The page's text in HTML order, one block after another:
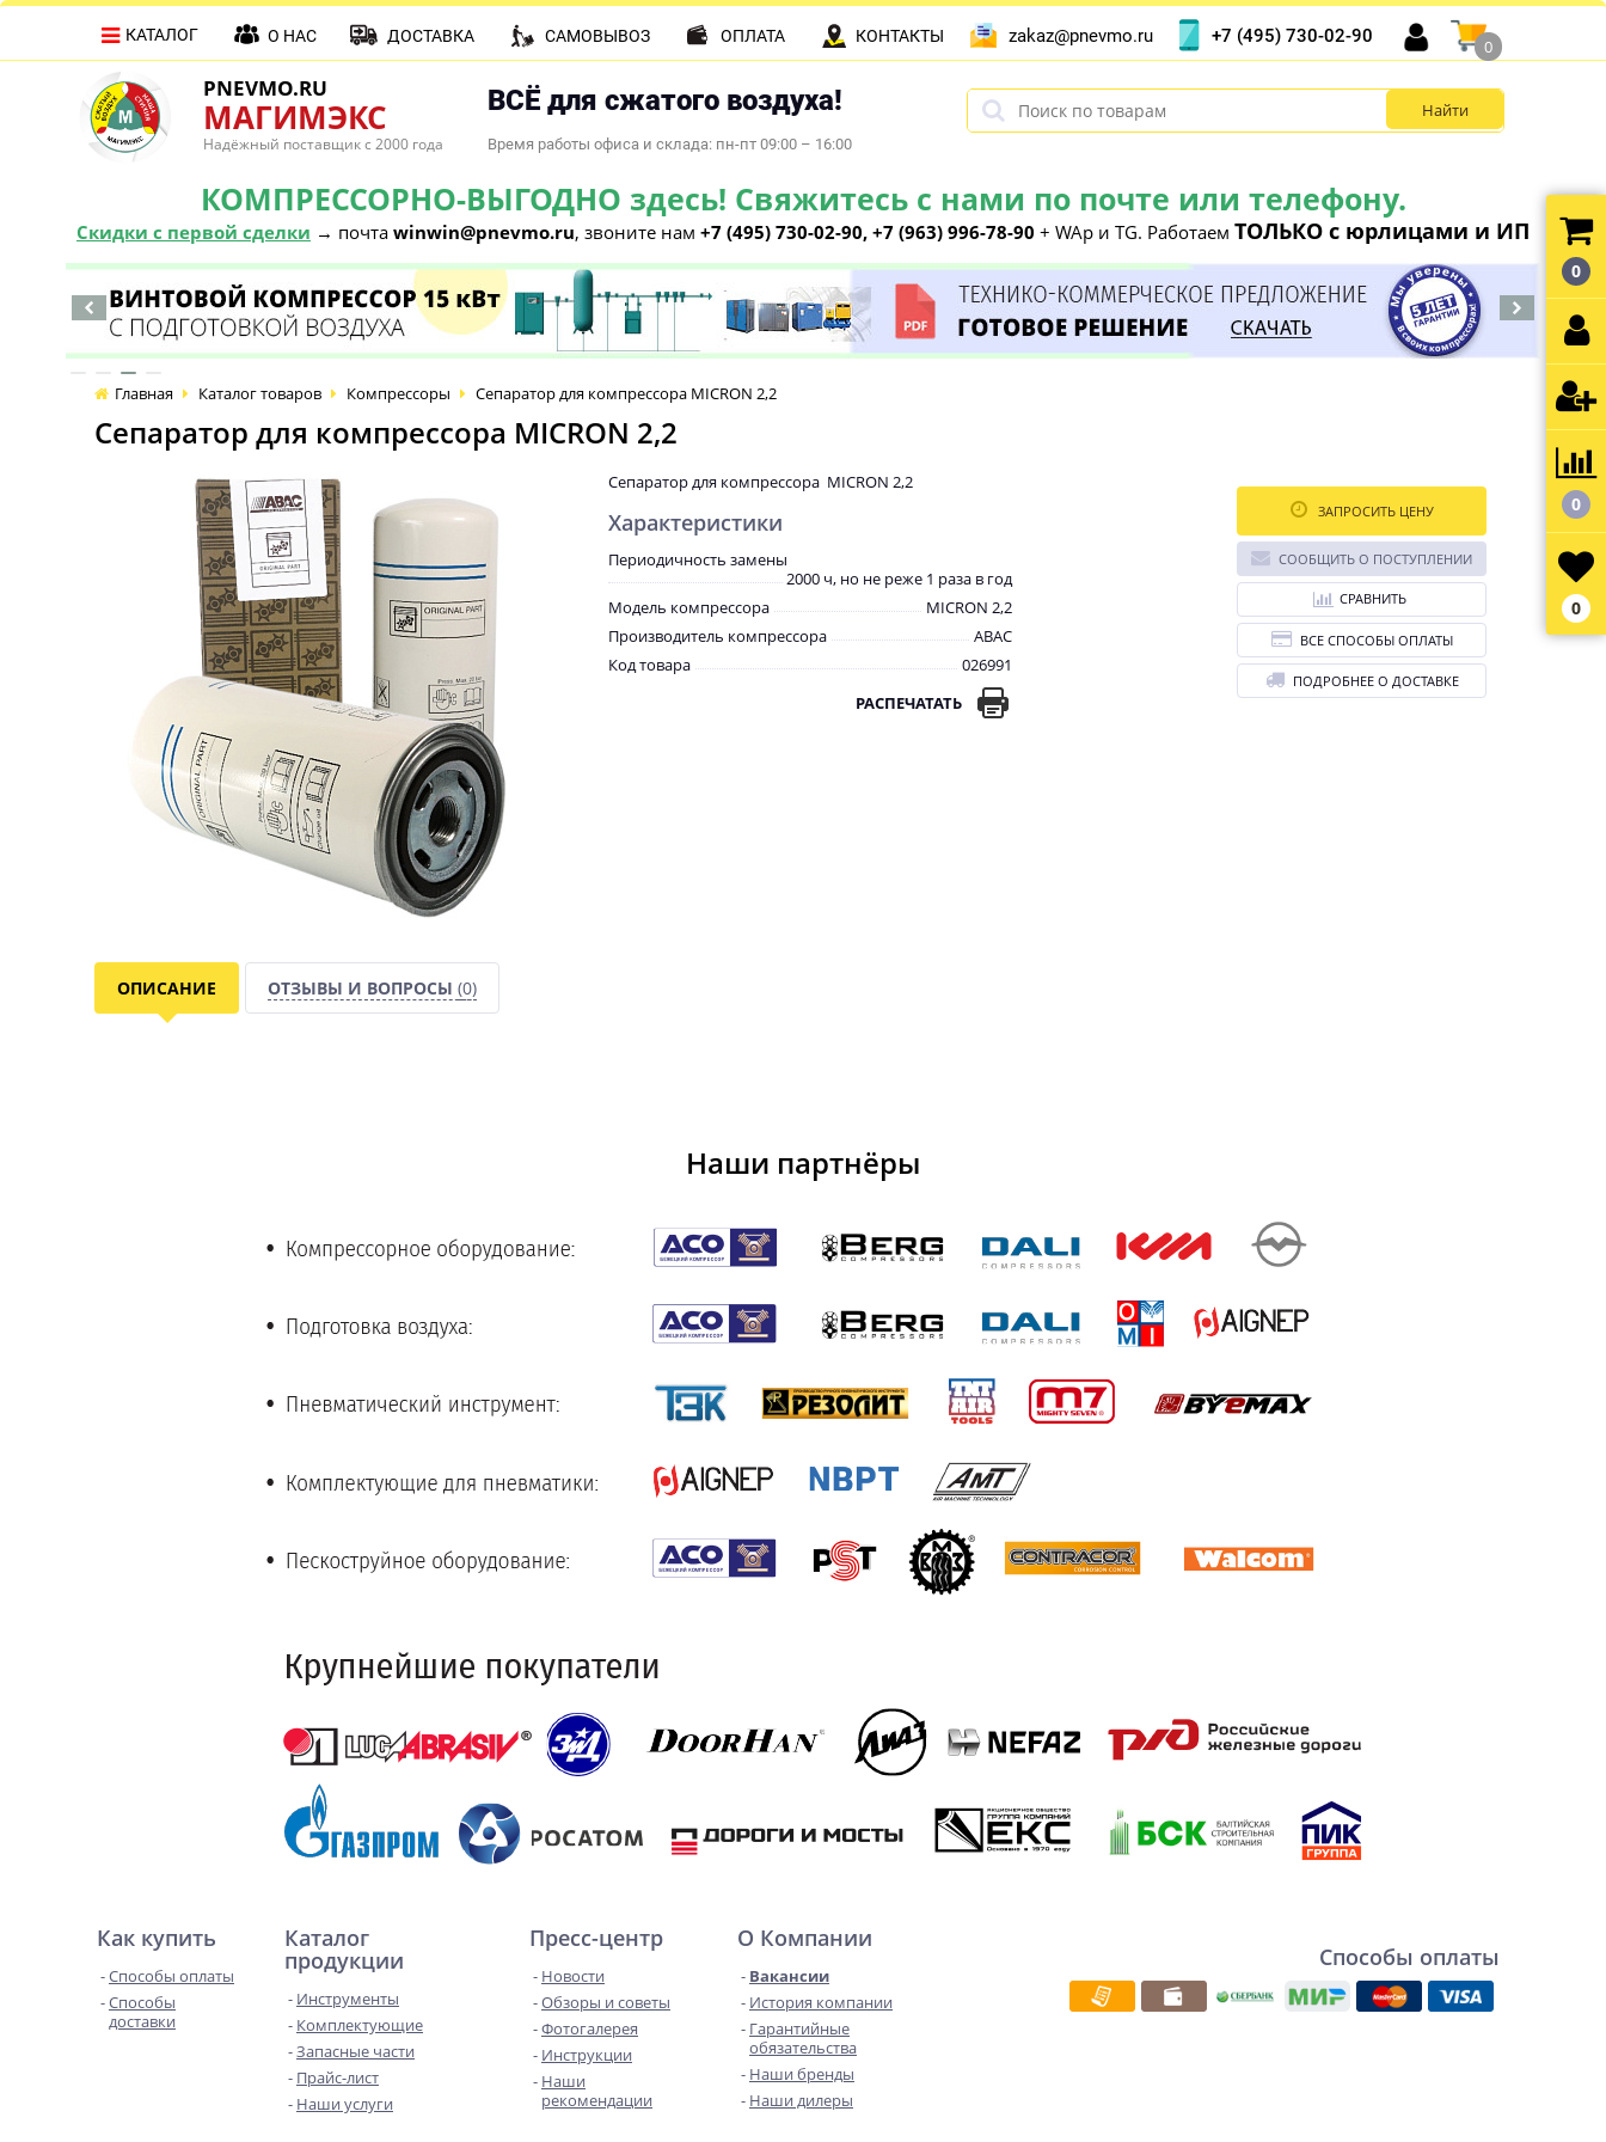
PNEVMO.RU
МАГИМЭКС
Надёжный поставщик с 2000 года
ВСЁ для сжатого воздуха!
Время работы офиса и склада: пн-пт 09:00 – 16:00
КОМПРЕССОРНО-ВЫГОДНО здесь! Свяжитесь с нами по почте или телефону.
Скидки с первой сделки → почта winwin@pnevmo.ru, звоните нам +7 (495) 730-02-90, +7 (963) 996-78-90 + WAp и TG. Работаем ТОЛЬКО с юрлицами и ИП
КАТАЛОГ О НАС ДОСТАВКА САМОВЫВОЗ ОПЛАТА КОНТАКТЫ zakaz@pnevmo.ru +7 (495) 730-02-90
0
Главная Каталог товаров Компрессоры Сепаратор для компрессора MICRON 2,2
Сепаратор для компрессора MICRON 2,2
Сепаратор для компрессора MICRON 2,2
Характеристики
Периодичность замены
2000 ч, но не реже 1 раза в год
Модель компрессора
MICRON 2,2
Производитель компрессора
ABAC
Код товара
026991
РАСПЕЧАТАТЬ
ЗАПРОСИТЬ ЦЕНУ
СООБЩИТЬ О ПОСТУПЛЕНИИ
СРАВНИТЬ
ВСЕ СПОСОБЫ ОПЛАТЫ
ПОДРОБНЕЕ О ДОСТАВКЕ
ОПИСАНИЕ ОТЗЫВЫ И ВОПРОСЫ (0)
Наши партнёры
Как купить
Способы оплаты
Способы
доставки
Каталог
продукции
Инструменты
Комплектующие
Запасные части
Прайс-лист
Наши услуги
Пресс-центр
Новости
Обзоры и советы
Фотогалерея
Инструкции
Наши
рекомендации
О Компании
Вакансии
История компании
Гарантийные
обязательства
Наши бренды
Наши дилеры
Способы оплаты
0
0
0